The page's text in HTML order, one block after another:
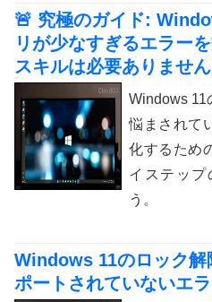
🚨 究極のガイド:
リが少なすぎるエラー
スキルは必要ありませ
Windows 11
悩まされて
化するため
イステップ
う。
Windows 11のロック解
ポートされていないエ